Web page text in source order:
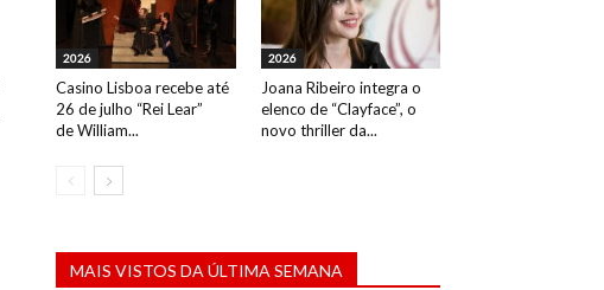
2026
Casino Lisboa recebe até
26 de julho “Rei Lear”
de William...
2026
Joana Ribeiro integra o
elenco de “Clayface”, o
novo thriller da...
MAIS VISTOS DA ÚLTIMA SEMANA